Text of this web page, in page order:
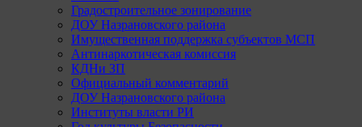
Градостроительное зонирование
ДОУ Назрановского района
Имущественная поддержка субъектов МСП
Антинаркотическая комиссия
КДНи ЗП
Официальный комментарий
ДОУ Назрановского района
Институты власти РИ